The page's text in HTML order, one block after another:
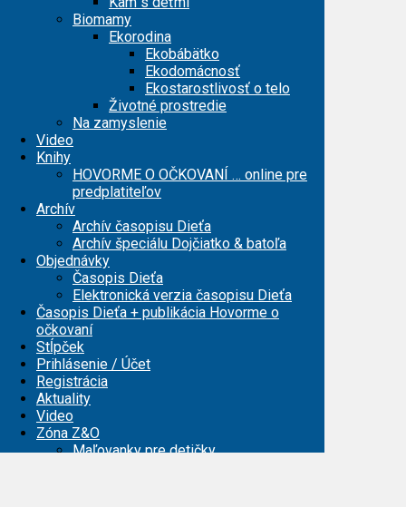
Biomamy
Ekorodina
Ekobábätko
Ekodomácnosť
Ekostarostlivosť o telo
Životné prostredie
Na zamyslenie
Video
Knihy
HOVORME O OČKOVANÍ … online pre
predplatiteľov
Archív
Archív časopisu Dieťa
Archív špeciálu Dojčiatko & batoľa
Objednávky
Časopis Dieťa
Elektronická verzia časopisu Dieťa
Časopis Dieťa + publikácia Hovorme o
očkovaní
Stĺpček
Prihlásenie / Účet
Registrácia
Aktuality
Video
Zóna Z&O
Maľovanky pre detičky